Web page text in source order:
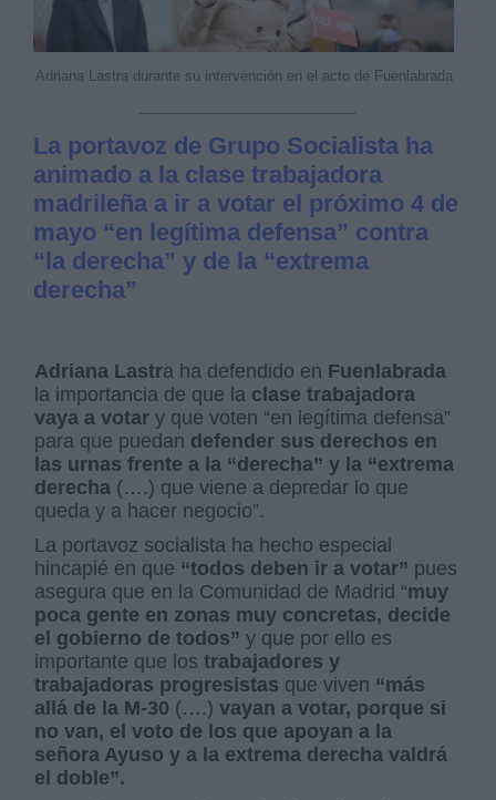
Adriana Lastra durante su intervención en el acto de Fuenlabrada
La portavoz de Grupo Socialista ha
animado a la clase trabajadora
madrileña a ir a votar el próximo 4 de
mayo “en legítima defensa” contra
“la derecha” y de la “extrema
derecha”
Adriana Lastra ha defendido en Fuenlabrada
la importancia de que la clase trabajadora
vaya a votar y que voten “en legítima defensa”
para que puedan defender sus derechos en
las urnas frente a la “derecha” y la “extrema
derecha (….) que viene a depredar lo que
queda y a hacer negocio”.
La portavoz socialista ha hecho especial
hincapié en que “todos deben ir a votar” pues
asegura que en la Comunidad de Madrid “muy
poca gente en zonas muy concretas, decide
el gobierno de todos” y que por ello es
importante que lostrabajadores y
trabajadoras progresistas que viven “más
allá de la M-30 (….) vayan a votar, porque si
no van, el voto de los que apoyan a la
señora Ayuso y a la extrema derecha valdrá
el doble”.